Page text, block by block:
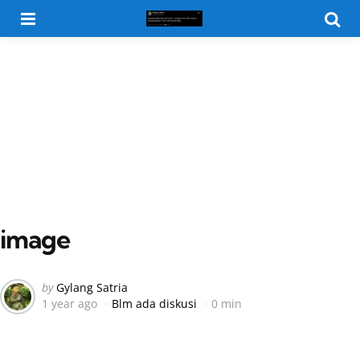
image
Posted
by
by Gylang Satria
1 year ago
Blm ada diskusi 0 min